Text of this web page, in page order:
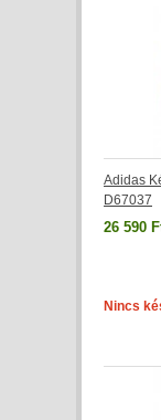
Adidas
D67037
26 590
Nincs